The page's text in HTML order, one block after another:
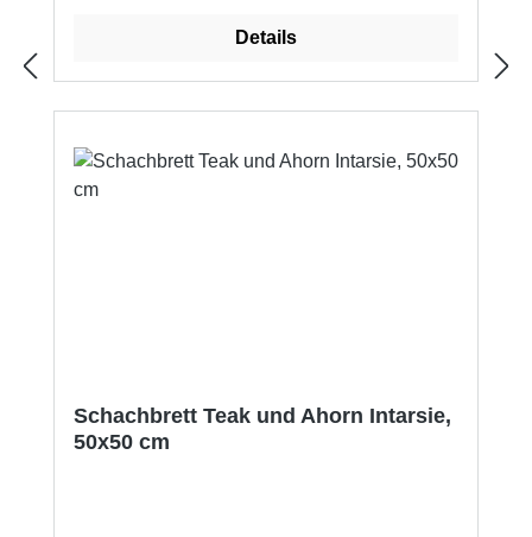
Details
Schachbrett Teak und Ahorn Intarsie,
50x50 cm